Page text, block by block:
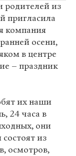
родителей из
пригласила
компания
осени,
в центре
– праздник
их наши
24 часа в
они
из
осмотров,